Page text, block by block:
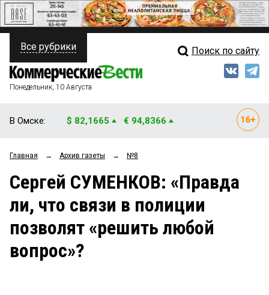
ПОЛИТИКА
ФИНАНСЫ
ОБЩЕСТВО
ЗАКОН
НОВОСТИ КОМПАНИЙ
ПРОИСШЕСТВИЯ
Свежий выпуск
Рейтинги
Блоги
Архив
Все рубрики Поиск по сайту
Понедельник, 10 Августа
В Омске: $ 82,1665 € 94,8366
Главная → Архив газеты → №8
Сергей СУМЕНКОВ: «Правда
ли, что связи в полиции
позволят «решить любой
вопрос»?